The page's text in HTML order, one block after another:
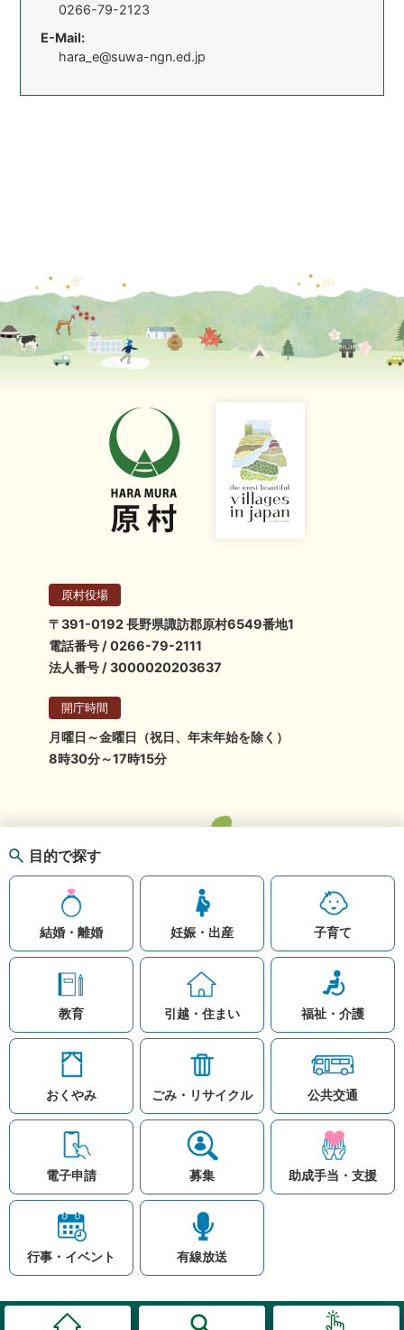
0266-79-2123
E-Mail:
hara_e@suwa-ngn.ed.jp
知りたい情報を検索
注目ワード
公共交通
入札
高齢者福祉 補助金
目的で探す
結婚・離婚 妊娠・出産 子育て
教育 引越・住まい 福祉・介護
おくやみ ごみ・リサイクル 公共交通
電子申請 募集 助成手当・支援
行事・イベント 有線放送
原村役場
〒391-0192 長野県諏訪郡原村6549番地1
電話番号 / 0266-79-2111
法人番号 / 3000020203637
開庁時間
月曜日～金曜日（祝日、年末年始を除く）
8時30分～17時15分
お問い合わせ
リンク集
このホームページ
著作権と免責事項につ
プライバシーポリシー
© Village Hara